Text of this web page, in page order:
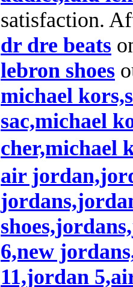
satisfaction.
dr dre beats
lebron shoes
michael
sac,michael
cher,michael
air
6,new
11,jordan